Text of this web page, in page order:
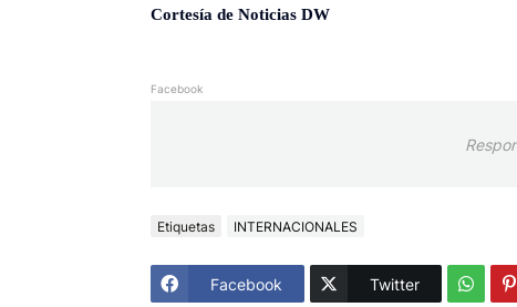
Cortesía de Noticias DW
Facebook
Etiquetas INTERNACIONALES
Facebook Twitter